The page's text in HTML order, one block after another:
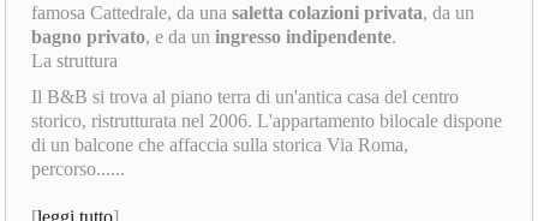
famosa Cattedrale, da unasaletta colazioni privata, da un
bagno privato, e da uningresso indipendente.
La struttura
Il B&B si trova al piano terra di un'antica casa del centro
storico, ristrutturata nel 2006. L'appartamento bilocale dispone
di un balcone che affaccia sulla storica Via Roma,
percorso......
[leggi tutto]